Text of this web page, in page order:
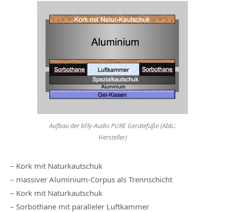
Aufbau der bFly-Audio PURE Gerätefüße (Abb.:
Hersteller)
– Kork mit Naturkautschuk
– massiver Aluminium-Corpus als Trennschicht
– Kork mit Naturkautschuk
– Sorbothane mit paralleler Luftkammer